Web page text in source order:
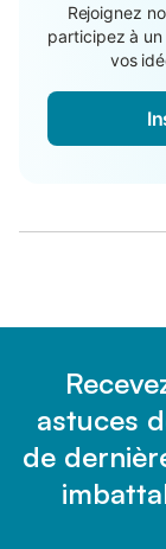
Rejoignez
participez à
vos
astuces
de